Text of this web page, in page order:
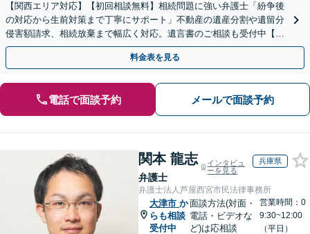
【関西エリア対応】【初回相談無料】相続問題に強い弁護士「紛争後
の対応から生前対策まで丁寧にサポート」不動産の遺産分割や遺留分
侵害額請求、相続放棄まで幅広く対応。遺言書のご相談も受付中【夜
間・休日面談可】【WEB面談】【完全個室】
料金表を見る
電話で面談予約 メールで面談予約
関本 龍志
弁護士
インタビュ
ーを見る
兵庫県
弁護士法人芦屋西宮市民法律事務所
大津市 か
らも相談
受付中
面談方法(対面・
電話・ビデオな
ど)は応相談
営業時間：0
9:30~12:00
（平日）